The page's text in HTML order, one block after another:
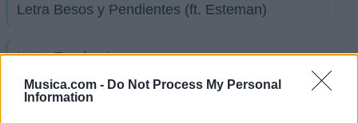
Musica.com - Do Not Process My Personal
Information
Letra Besos y Pendientes (ft. Esteman)
Letra En el auto
Letra Prefiero Olvidarlo